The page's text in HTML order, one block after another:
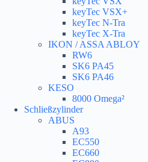
keyTec VSX+
keyTec N-Tra
keyTec X-Tra
IKON / ASSA ABLOY
RW6
SK6 PA45
SK6 PA46
KESO
8000 Omega²
Schließzylinder
ABUS
A93
EC550
EC660